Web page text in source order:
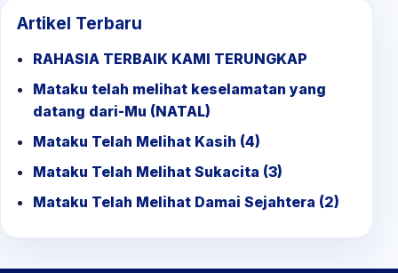
Artikel Terbaru
RAHASIA TERBAIK KAMI TERUNGKAP
Mataku telah melihat keselamatan yang
datang dari-Mu (NATAL)
Mataku Telah Melihat Kasih (4)
Mataku Telah Melihat Sukacita (3)
Mataku Telah Melihat Damai Sejahtera (2)